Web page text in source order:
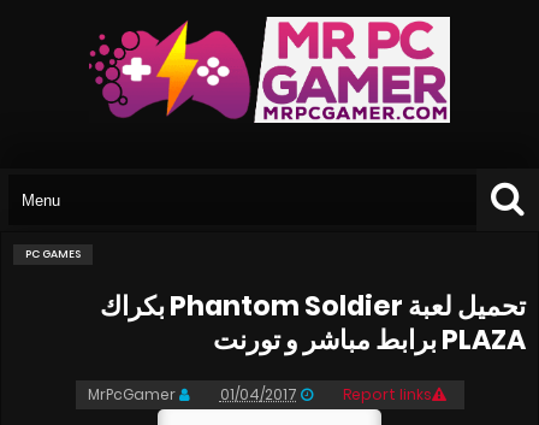
PC GAMES
تحميل لعبة Phantom Soldier بكراك
PLAZA برابط مباشر و تورنت
MrPcGamer 01/04/2017 Report links